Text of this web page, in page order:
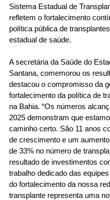
Sistema Estadual de
refletem o fortalecimento
política pública de
estadual de saúde.
A secretária da Saúde do
Santana, comemorou os
destacou o compromisso da
fortalecimento da política de
na Bahia. “Os números
2025 demonstram que
caminho certo. São 11 anos
de crescimento e um
de 33% no número de
resultado de investimentos
trabalho dedicado das
do fortalecimento da nossa
transplante representa uma